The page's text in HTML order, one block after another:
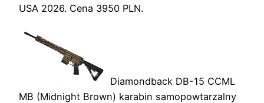
USA 2026. Cena 3950 PLN.
Diamondback DB-15 CCML
MB (Midnight Brown) karabin samopowtarzalny